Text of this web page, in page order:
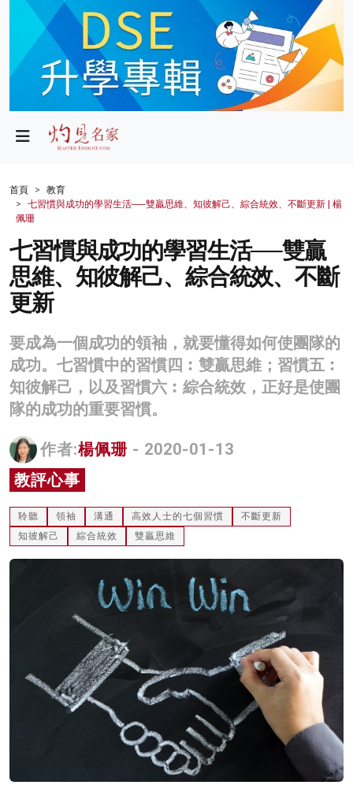
政局
財經
生活
健康
商業
科技
影片
名家榜
灼見活動
關於我們
首頁
教育
七習慣與成功的學習生活──雙贏思維、知彼解己、綜合統效、不斷更新 | 楊
佩珊
七習慣與成功的學習生活──雙贏
思維、知彼解己、綜合統效、不斷
更新
要成為一個成功的領袖，就要懂得如何使團隊的
成功。七習慣中的習慣四︰雙贏思維；習慣五︰
知彼解己，以及習慣六︰綜合統效，正好是使團
隊的成功的重要習慣。
作者:楊佩珊 - 2020-01-13
教評心事
聆聽 領袖 溝通 高效人士的七個習慣
不斷更新
知彼解己
綜合統效 雙贏思維